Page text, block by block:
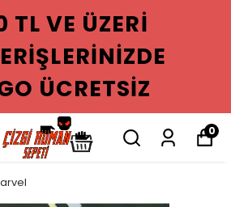
TL VE ÜZERI
ÜCRETSIZ
0